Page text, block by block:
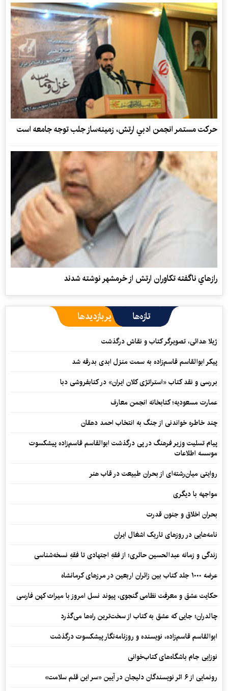
حركت مستمر انجمن ادبي ارتش، زمينه‌ساز جلب توجه جامعه است
راز‌هاي ناگفته تكاوران ارتش از خرمشهر نوشته شدند
تازه‌ها پربازدیدها
ژیلا هدائی، تصویرگر کتاب و نقاش درگذشت
پیکر ابوالقاسم قاسم‌زاده به سمت منزل ابدی بدرقه شد
بررسی و نقد کتاب «استراتژی کلان ایران» در کتابفروشی دبا
عمارت مسعودیه؛ کتابخانه انجمن معارف
چند خاطره خواندنی از جنگ به انتخاب احمد دهقان
پیام تسلیت وزیر فرهنگ در پی درگذشت ابوالقاسم قاسم‌زاده پیشکسوت
موسسه اطلاعات
روایتی میان‌رشته‌ای از بحران طبیعت در قاب هنر
مواجهه با دیگری
بحران اخلاق و جنون قدرت
نامه‌هایی در روزهای تاریک اشغال ایران
زندگی و زمانه عبدالحسین حائری؛ از فقهِ اجتهادی تا فقهِ نسخه‌شناسی
عرضه ۱۰۰۰ جلد کتاب بین زائران اربعین در مرزهای کرمانشاه
حکایت عشق و معرفت نظامی گنجوی، پیوند نسل امروز با میراث کهن فارسی
چالدران؛ جایی که عشق به کتاب از سخت‌ترین راه‌ها می‌گذرد
ابوالقاسم قاسم‌زاده، نویسنده و روزنامه‌نگار پیشکسوت درگذشت
نوزایی جام باشگاه‌های کتاب‌خوانی
رونمایی از ۶ اثر نویسندگان دلیجان در آیین «سر این قلم سلامت»